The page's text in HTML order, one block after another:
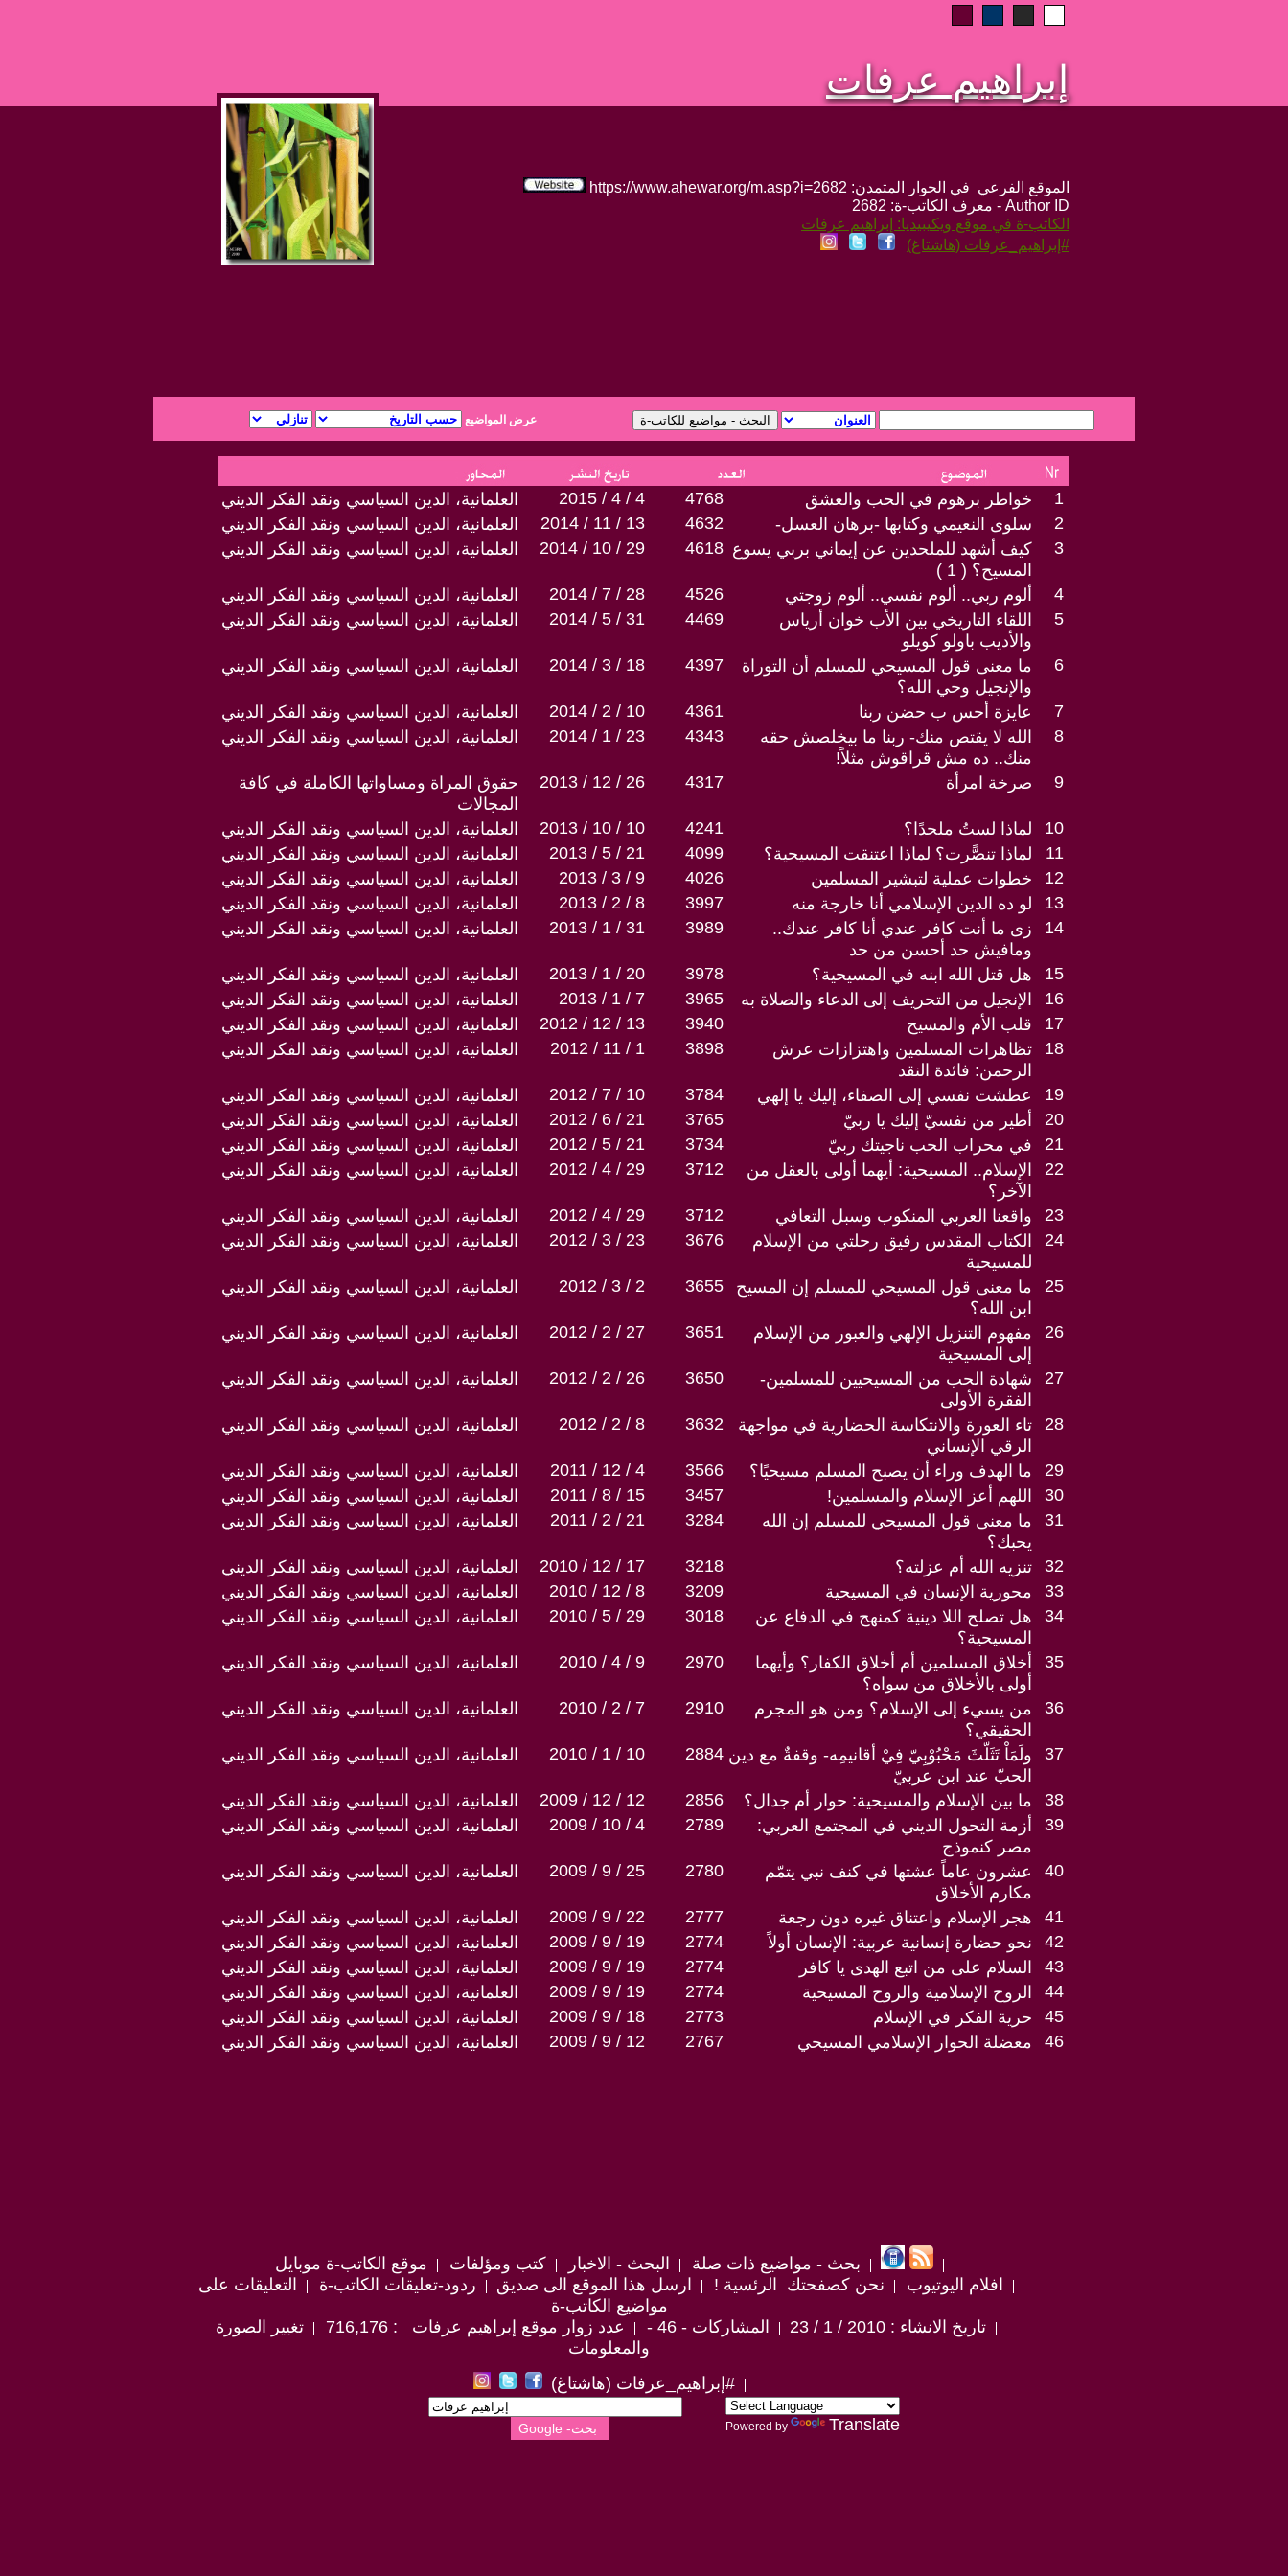
إبراهيم عرفات
الموقع الفرعي في الحوار المتمدن: https://www.ahewar.org/m.asp?i=2682
Author ID - معرف الكاتب-ة: 2682
الكاتب-ة في موقع ويكيبيديا: إبراهيم عرفات
#إبراهيم_عرفات (هاشتاغ)
عرض المواضيع
العلمانية، الدين السياسي ونقد الفكر الديني 2015 / 4 / 4 4768 خواطر برهوم في الحب والعشق
1
العلمانية، الدين السياسي ونقد الفكر الديني
2014 / 11 / 13 4632 سلوى النعيمي وكتابها -برهان العسل-
2
العلمانية، الدين السياسي ونقد الفكر الديني
2014 / 10 / 29 4618 كيف أشهد للملحدين عن إيماني بربي يسوع
المسيح؟ ( 1 )
3
العلمانية، الدين السياسي ونقد الفكر الديني 2014 / 7 / 28 4526 ألوم ربي.. ألوم نفسي.. ألوم زوجتي
4
العلمانية، الدين السياسي ونقد الفكر الديني
2014 / 5 / 31 4469
اللقاء التاريخي بين الأب خوان أرياس
والأديب باولو كويلو
5
العلمانية، الدين السياسي ونقد الفكر الديني 2014 / 3 / 18 4397
ما معنى قول المسيحي للمسلم أن التوراة
والإنجيل وحي الله؟
6
العلمانية، الدين السياسي ونقد الفكر الديني 2014 / 2 / 10 4361 عايزة أحس ب حضن ربنا
7
العلمانية، الدين السياسي ونقد الفكر الديني
2014 / 1 / 23 4343
الله لا يقتص منك- ربنا ما بيخلصش حقه
منك.. ده مش قراقوش مثلاً!
8
حقوق المراة ومساواتها الكاملة في كافة
المجالات
2013 / 12 / 26 4317 صرخة امرأة 9
العلمانية، الدين السياسي ونقد الفكر الديني 2013 / 10 / 10 4241 لماذا لستُ ملحدًا؟
10
العلمانية، الدين السياسي ونقد الفكر الديني
2013 / 5 / 21 4099 لماذا تنصًّرت؟ لماذا اعتنقت المسيحية؟
11
العلمانية، الدين السياسي ونقد الفكر الديني
2013 / 3 / 9 4026 خطوات عملية لتبشير المسلمين
12
العلمانية، الدين السياسي ونقد الفكر الديني
2013 / 2 / 8 3997 لو ده الدين الإسلامي أنا خارجة منه
13
العلمانية، الدين السياسي ونقد الفكر الديني
2013 / 1 / 31 3989
زى ما أنت كافر عندي أنا كافر عندك..
ومافيش حد أحسن من حد
14
العلمانية، الدين السياسي ونقد الفكر الديني 2013 / 1 / 20 3978 هل قتل الله ابنه في المسيحية؟
15
العلمانية، الدين السياسي ونقد الفكر الديني
2013 / 1 / 7 3965 الإنجيل من التحريف إلى الدعاء والصلاة به
16
العلمانية، الدين السياسي ونقد الفكر الديني
2012 / 12 / 13 3940 قلب الأم والمسيح
17
العلمانية، الدين السياسي ونقد الفكر الديني
2012 / 11 / 1 3898
تظاهرات المسلمين واهتزازات عرش
الرحمن: فائدة النقد
18
العلمانية، الدين السياسي ونقد الفكر الديني 2012 / 7 / 10 3784 عطشت نفسي إلى الصفاء، إليك يا إلهي
19
العلمانية، الدين السياسي ونقد الفكر الديني
2012 / 6 / 21 3765 أطير من نفسيّ إليك يا ربيّ
20
العلمانية، الدين السياسي ونقد الفكر الديني
2012 / 5 / 21 3734 في محراب الحب ناجيتك ربيّ
21
العلمانية، الدين السياسي ونقد الفكر الديني
2012 / 4 / 29 3712
الإسلام.. المسيحية: أيهما أولى بالعقل من
الآخر؟
22
العلمانية، الدين السياسي ونقد الفكر الديني 2012 / 4 / 29 3712 واقعنا العربي المنكوب وسبل التعافي
23
العلمانية، الدين السياسي ونقد الفكر الديني
2012 / 3 / 23 3676
الكتاب المقدس رفيق رحلتي من الإسلام
للمسيحية
24
العلمانية، الدين السياسي ونقد الفكر الديني 2012 / 3 / 2 3655
ما معنى قول المسيحي للمسلم إن المسيح
ابن الله؟
25
العلمانية، الدين السياسي ونقد الفكر الديني 2012 / 2 / 27 3651
مفهوم التنزيل الإلهي والعبور من الإسلام
إلى المسيحية
26
العلمانية، الدين السياسي ونقد الفكر الديني 2012 / 2 / 26 3650
شهادة الحب من المسيحيين للمسلمين-
الفقرة الأولى
27
العلمانية، الدين السياسي ونقد الفكر الديني 2012 / 2 / 8 3632
تاء العورة والانتكاسة الحضارية في مواجهة
الرقي الإنساني
28
العلمانية، الدين السياسي ونقد الفكر الديني 2011 / 12 / 4 3566 ما الهدف وراء أن يصبح المسلم مسيحيًا؟
29
العلمانية، الدين السياسي ونقد الفكر الديني
2011 / 8 / 15 3457 اللهم أعز الإسلام والمسلمين!
30
العلمانية، الدين السياسي ونقد الفكر الديني
2011 / 2 / 21 3284
ما معنى قول المسيحي للمسلم إن الله
يحبك؟
31
العلمانية، الدين السياسي ونقد الفكر الديني 2010 / 12 / 17 3218 تنزيه الله أم عزلته؟
32
العلمانية، الدين السياسي ونقد الفكر الديني
2010 / 12 / 8 3209 محورية الإنسان في المسيحية
33
العلمانية، الدين السياسي ونقد الفكر الديني
2010 / 5 / 29 3018
هل تصلح اللا دينية كمنهج في الدفاع عن
المسيحية؟
34
العلمانية، الدين السياسي ونقد الفكر الديني 2010 / 4 / 9 2970
أخلاق المسلمين أم أخلاق الكفار؟ وأيهما
أولى بالأخلاق من سواه؟
35
العلمانية، الدين السياسي ونقد الفكر الديني 2010 / 2 / 7 2910
من يسيء إلى الإسلام؟ ومن هو المجرم
الحقيقي؟
36
العلمانية، الدين السياسي ونقد الفكر الديني 2010 / 1 / 10 2884 ولَمَاْ تَثَلّثَ مَحْبُوْبِيّ فِيْ أقانيمِه- وقفةٌ مع دين
الحبّ عند ابن عربيّ
37
العلمانية، الدين السياسي ونقد الفكر الديني 2009 / 12 / 12 2856 ما بين الإسلام والمسيحية: حوار أم جدال؟
38
العلمانية، الدين السياسي ونقد الفكر الديني
2009 / 10 / 4 2789
أزمة التحول الديني في المجتمع العربي:
مصر كنموذج
39
العلمانية، الدين السياسي ونقد الفكر الديني 2009 / 9 / 25 2780
عشرون عاماً عشتها في كنف نبي يتمّم
مكارم الأخلاق
40
العلمانية، الدين السياسي ونقد الفكر الديني 2009 / 9 / 22 2777 هجر الإسلام واعتناق غيره دون رجعة
41
العلمانية، الدين السياسي ونقد الفكر الديني
2009 / 9 / 19 2774 نحو حضارة إنسانية عربية: الإنسان أولاً
42
العلمانية، الدين السياسي ونقد الفكر الديني
2009 / 9 / 19 2774 السلام على من اتبع الهدى يا كافر
43
العلمانية، الدين السياسي ونقد الفكر الديني
2009 / 9 / 19 2774 الروح الإسلامية والروح المسيحية
44
العلمانية، الدين السياسي ونقد الفكر الديني
2009 / 9 / 18 2773 حرية الفكر في الإسلام
45
العلمانية، الدين السياسي ونقد الفكر الديني
2009 / 9 / 12 2767 معضلة الحوار الإسلامي المسيحي 46
بحث - مواضيع ذات صلة البحث - الاخبار كتب ومؤلفات
موقع الكاتب-ة موبايل
افلام اليوتيوب
نحن كصفحتك الرئسية ! ارسل هذا الموقع الى صديق ردود-تعليقات الكاتب-ة
التعليقات على
مواضيع الكاتب-ة
تاريخ الانشاء : 2010 / 1 / 23
المشاركات - 46 - عدد زوار موقع إبراهيم عرفات : 716,176
تغيير الصورة
والمعلومات
#إبراهيم_عرفات (هاشتاغ)
Powered by Translate